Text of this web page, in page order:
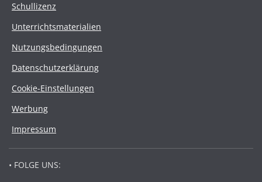
Schullizenz
Unterrichtsmaterialien
Nutzungsbedingungen
Datenschutzerklärung
Cookie-Einstellungen
Werbung
Impressum
• FOLGE UNS: